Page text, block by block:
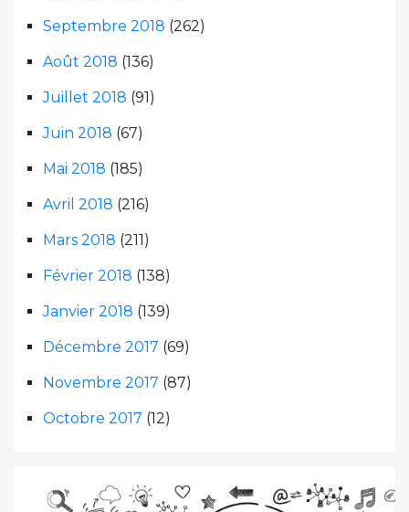
Septembre 2018 (262)
Août 2018 (136)
Juillet 2018 (91)
Juin 2018 (67)
Mai 2018 (185)
Avril 2018 (216)
Mars 2018 (211)
Février 2018 (138)
Janvier 2018 (139)
Décembre 2017 (69)
Novembre 2017 (87)
Octobre 2017 (12)